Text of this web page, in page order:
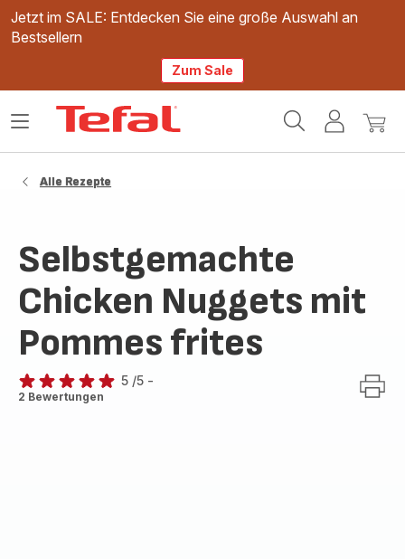
Jetzt im SALE: Entdecken Sie eine große Auswahl an
Bestsellern
Zum Sale
Mein
Mein
Das
Alle Rezepte
Selbstgemachte
Chicken Nuggets mit
Pommes frites
Bewertung
5 /5 -
2 Bewertungen